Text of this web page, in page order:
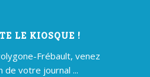
LE KIOSQUE !
Frébault, venez
de votre journal ...